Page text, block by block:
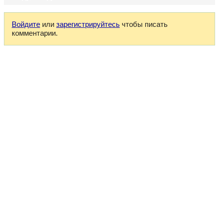
Войдите или зарегистрируйтесь чтобы писать
комментарии.